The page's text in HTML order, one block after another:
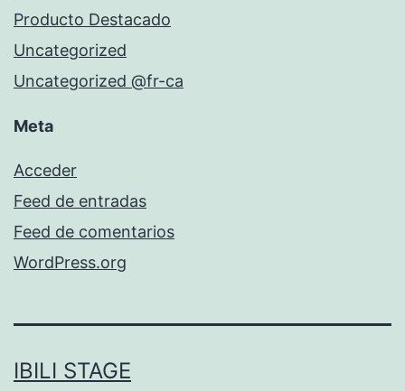
Producto Destacado
Uncategorized
Uncategorized @fr-ca
Meta
Acceder
Feed de entradas
Feed de comentarios
WordPress.org
IBILI STAGE